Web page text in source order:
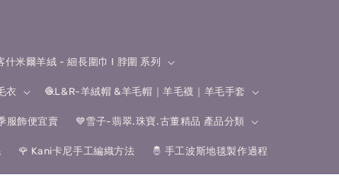
什米爾羊絨 - 細長圍巾 I 脖圍 系列
衣 🧶L&R-羊絨帽 &羊毛帽｜羊毛襪｜羊毛手套
服飾便宜賣 💙雪子-翡翠.珠寶.古董精品 產品分類
🌹 Kani卡尼手工編織方法 🤴 手工波斯地毯製作過程